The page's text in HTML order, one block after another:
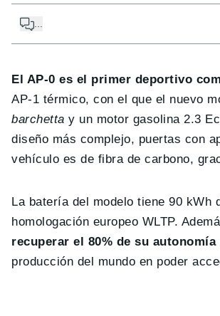
...
El AP-0 es el primer deportivo
AP-1 térmico, con el que el nuevo
barchetta y un motor gasolina 2.3
diseño más complejo, puertas con
vehículo es de fibra de carbono,
La batería del modelo tiene 90
homologación europeo WLTP.
recuperar el 80% de su
producción del mundo en poder